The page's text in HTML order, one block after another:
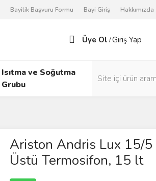
Bayilik Başvuru Formu Bayi Giriş Hakkımızda
Üye Ol /Giriş Yap
Isıtma ve Soğutma
Grubu
Ariston Andris Lux 15/5
Üstü Termosifon, 15 lt